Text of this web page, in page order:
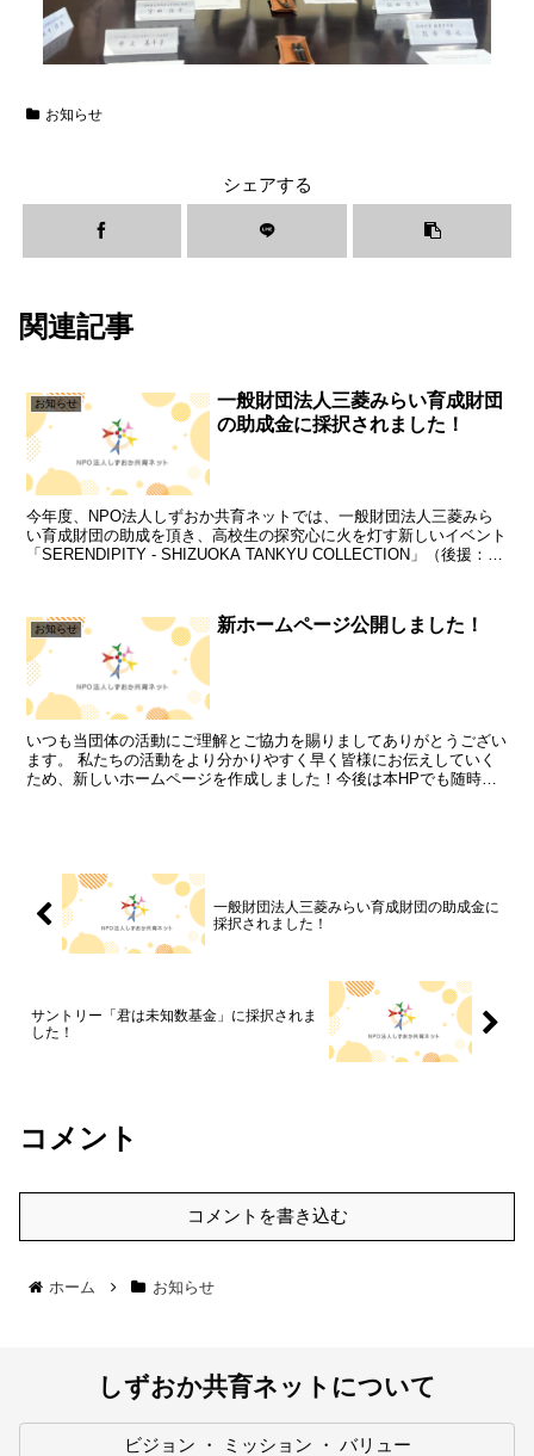
お知らせ
シェアする
関連記事
お知らせ
一般財団法人三菱みらい育成財団
の助成金に採択されました！
今年度、NPO法人しずおか共育ネットでは、一般財団法人三菱みら
い育成財団の助成を頂き、高校生の探究心に火を灯す新しいイベント
「SERENDIPITY - SHIZUOKA TANKYU COLLECTION」（後援：静
お知らせ 新ホームページ公開しました！
いつも当団体の活動にご理解とご協力を賜りましてありがとうござい
ます。 私たちの活動をより分かりやすく早く皆様にお伝えしていく
ため、新しいホームページを作成しました！今後は本HPでも随時情
一般財団法人三菱みらい育成財団の助成金に
採択されました！
サントリー「君は未知数基金」に採択されま
した！
コメント
コメントを書き込む
ホーム お知らせ
しずおか共育ネットについて
ビジョン ・ ミッション ・ バリュー